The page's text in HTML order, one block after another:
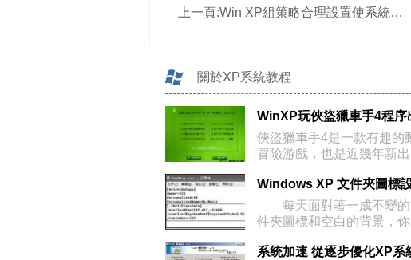
上一頁:Win XP組策略合理設置使系統更加安全(2)
關於XP系統教程
俠盜獵車手4是一款有趣的
冒險游戲，也是近幾年新
Windows XP 文件夾圖標
每天面對著一成不變的
件夾圖標和空白的背景，